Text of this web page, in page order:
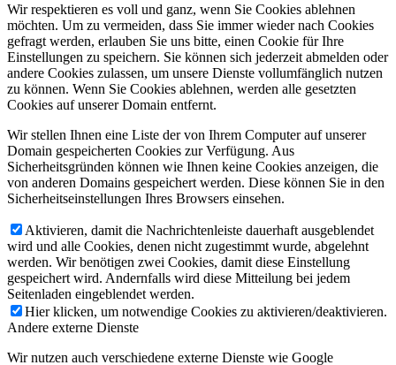
Wir respektieren es voll und ganz, wenn Sie Cookies ablehnen
möchten. Um zu vermeiden, dass Sie immer wieder nach Cookies
gefragt werden, erlauben Sie uns bitte, einen Cookie für Ihre
Einstellungen zu speichern. Sie können sich jederzeit abmelden oder
andere Cookies zulassen, um unsere Dienste vollumfänglich nutzen
zu können. Wenn Sie Cookies ablehnen, werden alle gesetzten
Cookies auf unserer Domain entfernt.
Wir stellen Ihnen eine Liste der von Ihrem Computer auf unserer
Domain gespeicherten Cookies zur Verfügung. Aus
Sicherheitsgründen können wie Ihnen keine Cookies anzeigen, die
von anderen Domains gespeichert werden. Diese können Sie in den
Sicherheitseinstellungen Ihres Browsers einsehen.
Aktivieren, damit die Nachrichtenleiste dauerhaft ausgeblendet
wird und alle Cookies, denen nicht zugestimmt wurde, abgelehnt
werden. Wir benötigen zwei Cookies, damit diese Einstellung
gespeichert wird. Andernfalls wird diese Mitteilung bei jedem
Seitenladen eingeblendet werden.
Hier klicken, um notwendige Cookies zu aktivieren/deaktivieren.
Andere externe Dienste
Wir nutzen auch verschiedene externe Dienste wie Google